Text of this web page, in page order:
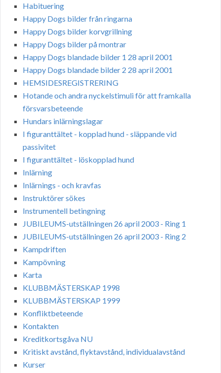
Habituering
Happy Dogs bilder från ringarna
Happy Dogs bilder korvgrillning
Happy Dogs bilder på montrar
Happy Dogs blandade bilder 1 28 april 2001
Happy Dogs blandade bilder 2 28 april 2001
HEMSIDESREGISTRERING
Hotande och andra nyckelstimuli för att framkalla
försvarsbeteende
Hundars inlärningslagar
I figuranttältet - kopplad hund - släppande vid
passivitet
I figuranttältet - löskopplad hund
Inlärning
Inlärnings - och kravfas
Instruktörer sökes
Instrumentell betingning
JUBILEUMS-utställningen 26 april 2003 - Ring 1
JUBILEUMS-utställningen 26 april 2003 - Ring 2
Kampdriften
Kampövning
Karta
KLUBBMÄSTERSKAP 1998
KLUBBMÄSTERSKAP 1999
Konfliktbeteende
Kontakten
Kreditkortsgåva NU
Kritiskt avstånd, flyktavstånd, individualavstånd
Kurser